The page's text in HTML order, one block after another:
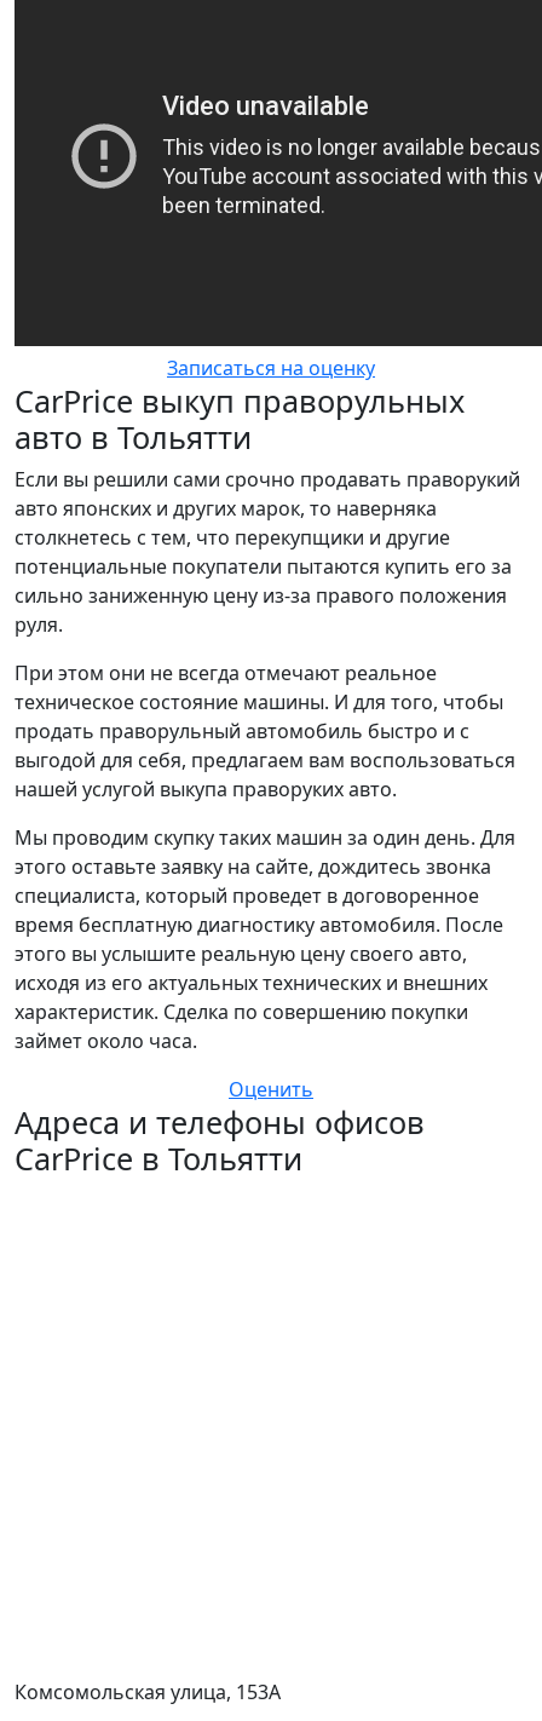
Записаться на оценку
CarPrice выкуп праворульных
авто в Тольятти
Если вы решили сами срочно продавать праворукий
авто японских и других марок, то наверняка
столкнетесь с тем, что перекупщики и другие
потенциальные покупатели пытаются купить его за
сильно заниженную цену из-за правого положения
руля.
При этом они не всегда отмечают реальное
техническое состояние машины. И для того, чтобы
продать праворульный автомобиль быстро и с
выгодой для себя, предлагаем вам воспользоваться
нашей услугой выкупа праворуких авто.
Мы проводим скупку таких машин за один день. Для
этого оставьте заявку на сайте, дождитесь звонка
специалиста, который проведет в договоренное
время бесплатную диагностику автомобиля. После
этого вы услышите реальную цену своего авто,
исходя из его актуальных технических и внешних
характеристик. Сделка по совершению покупки
займет около часа.
Оценить
Адреса и телефоны офисов
CarPrice в Тольятти
Комсомольская улица, 153А